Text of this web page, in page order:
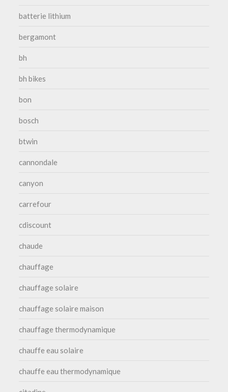
batterie lithium
bergamont
bh
bh bikes
bon
bosch
btwin
cannondale
canyon
carrefour
cdiscount
chaude
chauffage
chauffage solaire
chauffage solaire maison
chauffage thermodynamique
chauffe eau solaire
chauffe eau thermodynamique